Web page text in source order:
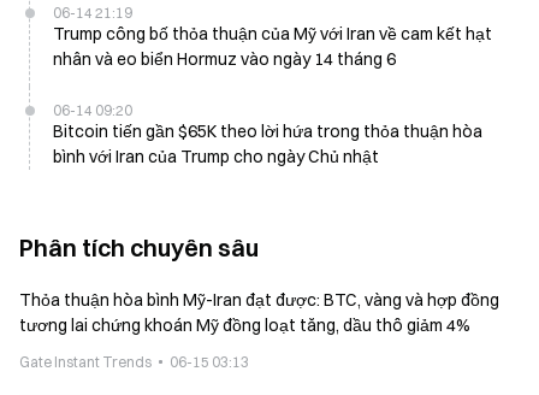
thứ Sáu
06-14 21:19
Trump công bố thỏa thuận của Mỹ với Iran về cam kết hạt
nhân và eo biển Hormuz vào ngày 14 tháng 6
06-14 09:20
Bitcoin tiến gần $65K theo lời hứa trong thỏa thuận hòa
bình với Iran của Trump cho ngày Chủ nhật
Phân tích chuyên sâu
Thỏa thuận hòa bình Mỹ-Iran đạt được: BTC, vàng và hợp đồng
tương lai chứng khoán Mỹ đồng loạt tăng, dầu thô giảm 4%
Gate Instant Trends 06-15 03:13